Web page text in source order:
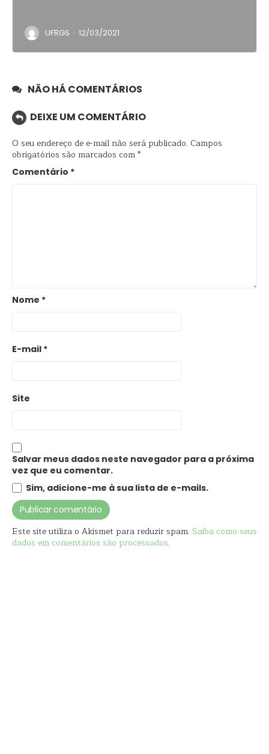
UFRGS · 12/03/2021
NÃO HÁ COMENTÁRIOS
DEIXE UM COMENTÁRIO
O seu endereço de e-mail não será publicado. Campos
obrigatórios são marcados com*
Comentário *
Nome *
E-mail *
Site
Salvar meus dados neste navegador para a próxima
vez que eu comentar.
Sim, adicione-me à sua lista de e-mails.
Este site utiliza o Akismet para reduzir spam. Saiba como seus
dados em comentários são processados.